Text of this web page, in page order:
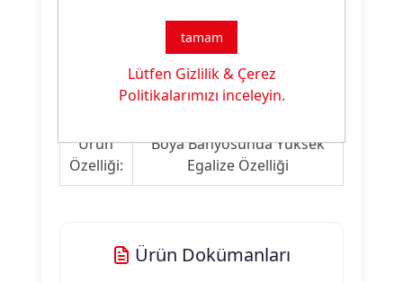
Ürün Nitelikleri
Egalizatör
Ürün
Özelliği:
Boya Banyosunda Yüksek
Egalize Özelliği
Ürün Dokümanları
tamam
Lütfen Gizlilik & Çerez
Politikalarımızı inceleyin.